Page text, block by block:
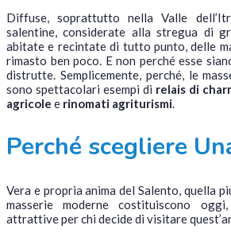
Diffuse, soprattutto nella Valle
salentine, considerate alla stregua di
abitate e recintate di tutto punto, delle
rimasto ben poco. E non perché esse
distrutte. Semplicemente, perché, le
sono spettacolari esempi di relais di
agricole e rinomati agriturismi.
Perché scegliere
Vera e propria anima del Salento, quella
masserie moderne costituiscono
attrattive per chi decide di visitare